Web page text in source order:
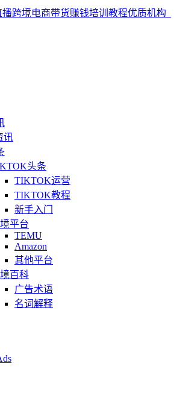
讯
头条
TIKTOK运营
TIKTOK教程
新手入门
平台
TEMU
Amazon
其他平台
百科
广告术语
名词解释